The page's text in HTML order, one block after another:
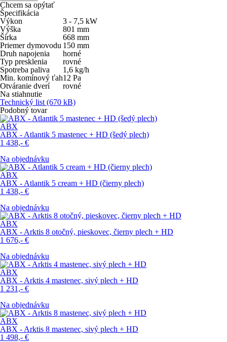
Chcem sa opýtať
Špecifikácia
Výkon
3 - 7,5 kW
Výška
801 mm
Šírka
668 mm
Priemer dymovodu 150 mm
Druh napojenia
horné
Typ presklenia
rovné
Spotreba paliva
1,6 kg/h
Min. komínový ťah12 Pa
Otváranie dverí
rovné
Na stiahnutie
Technický list (670 kB)
Podobný tovar
ABX
ABX - Atlantik 5 mastenec + HD (šedý plech)
1 438,- €
Na objednávku
ABX
ABX - Atlantik 5 cream + HD (čierny plech)
1 438,- €
Na objednávku
ABX
ABX - Arktis 8 otočný, pieskovec, čierny plech + HD
1 676,- €
Na objednávku
ABX
ABX - Arktis 4 mastenec, sivý plech + HD
1 231,- €
Na objednávku
ABX
ABX - Arktis 8 mastenec, sivý plech + HD
1 498,- €